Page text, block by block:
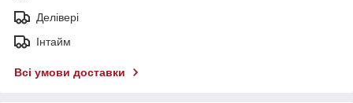
Делівері
Інтайм
Всі умови доставки